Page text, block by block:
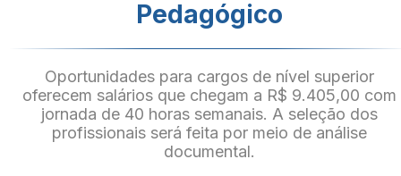
Pedagógico
Oportunidades para cargos de nível superior
oferecem salários que chegam a R$ 9.405,00 com
jornada de 40 horas semanais. A seleção dos
profissionais será feita por meio de análise
documental.